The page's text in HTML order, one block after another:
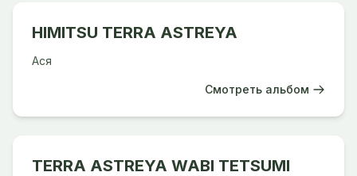
HIMITSU TERRA ASTREYA
Ася
Смотреть альбом
TERRA ASTREYA WABI TETSUMI